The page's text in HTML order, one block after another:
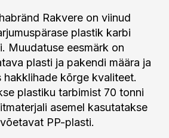
Rakvere on viinud
plastik karbi
Muudatuse eesmärk on
plasti ja pakendi määra ja
hakklihade kõrge kvaliteet.
plastiku tarbimist 70 tonni
asemel kasutatakse
PP-plasti.